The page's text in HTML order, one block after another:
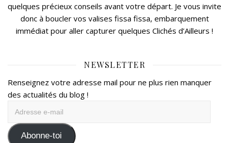
quelques précieux conseils avant votre départ. Je vous invite
donc à boucler vos valises fissa fissa, embarquement
immédiat pour aller capturer quelques Clichés d’Ailleurs !
NEWSLETTER
Renseignez votre adresse mail pour ne plus rien manquer
des actualités du blog !
mail Abonne-toi